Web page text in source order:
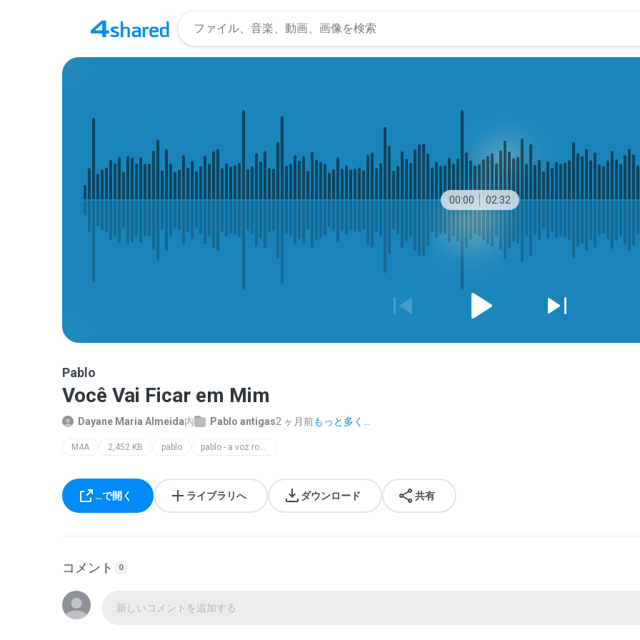
00:00 02:32
Pablo
Você Vai Ficar em Mim
Dayane Maria Almeida内 Pablo antigas2 ヶ月前もっと多く...
M4A 2,452 KB pablo pablo - a voz romântica - arrocha brasil
…で開く ライブラリへ ダウンロード 共有
コメント 0
新しいコメントを追加する